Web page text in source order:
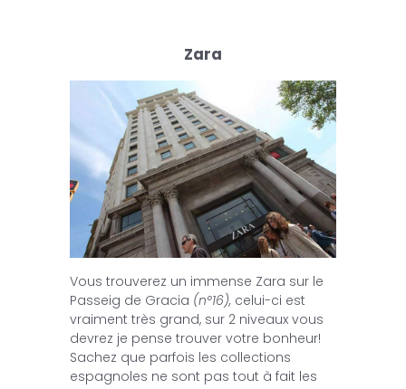
Zara
Vous trouverez un immense Zara sur le
Passeig de Gracia (n°16),celui-ci est
vraiment très grand, sur 2 niveaux vous
devrez je pense trouver votre bonheur!
Sachez que parfois les collections
espagnoles ne sont pas tout à fait les